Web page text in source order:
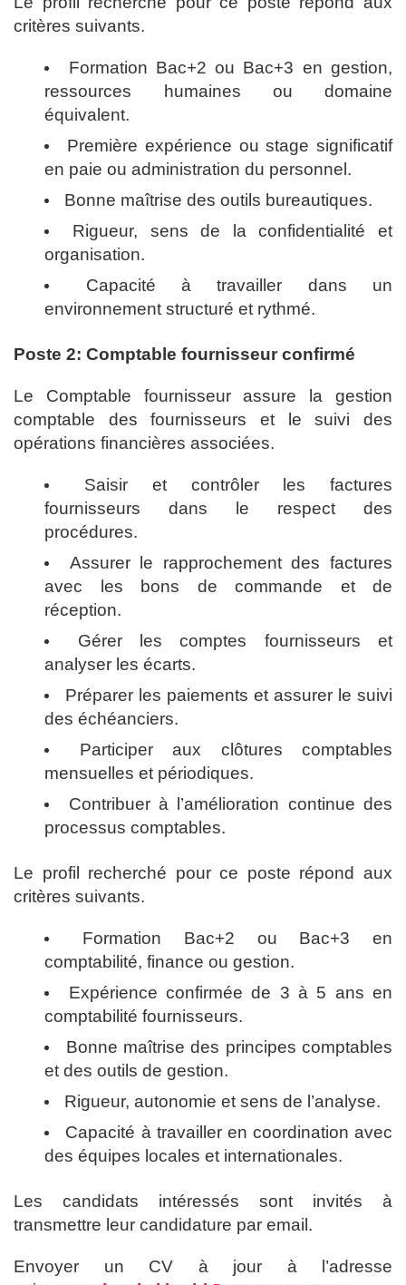
critères suivants.
Formation Bac+2 ou Bac+3 en gestion,
ressources humaines ou domaine
équivalent.
Première expérience ou stage significatif
en paie ou administration du personnel.
Bonne maîtrise des outils bureautiques.
Rigueur, sens de la confidentialité et
organisation.
Capacité à travailler dans un
environnement structuré et rythmé.
Poste 2: Comptable fournisseur confirmé
Le Comptable fournisseur assure la gestion
comptable des fournisseurs et le suivi des
opérations financières associées.
Saisir et contrôler les factures
fournisseurs dans le respect des
procédures.
Assurer le rapprochement des factures
avec les bons de commande et de
réception.
Gérer les comptes fournisseurs et
analyser les écarts.
Préparer les paiements et assurer le suivi
des échéanciers.
Participer aux clôtures comptables
mensuelles et périodiques.
Contribuer à l’amélioration continue des
processus comptables.
Le profil recherché pour ce poste répond aux
critères suivants.
Formation Bac+2 ou Bac+3 en
comptabilité, finance ou gestion.
Expérience confirmée de 3 à 5 ans en
comptabilité fournisseurs.
Bonne maîtrise des principes comptables
et des outils de gestion.
Rigueur, autonomie et sens de l’analyse.
Capacité à travailler en coordination avec
des équipes locales et internationales.
Les candidats intéressés sont invités à
transmettre leur candidature par email.
Envoyer un CV à jour à l’adresse